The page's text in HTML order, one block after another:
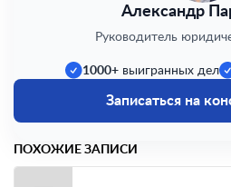
Александр
Руководитель
1000+выигранных дел
Записаться на
ПОХОЖИЕ ЗАПИСИ